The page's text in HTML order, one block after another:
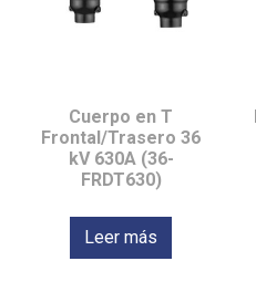
Cuerpo en T
Frontal/Trasero 36
kV 630A (36-
FRDT630)
Leer más